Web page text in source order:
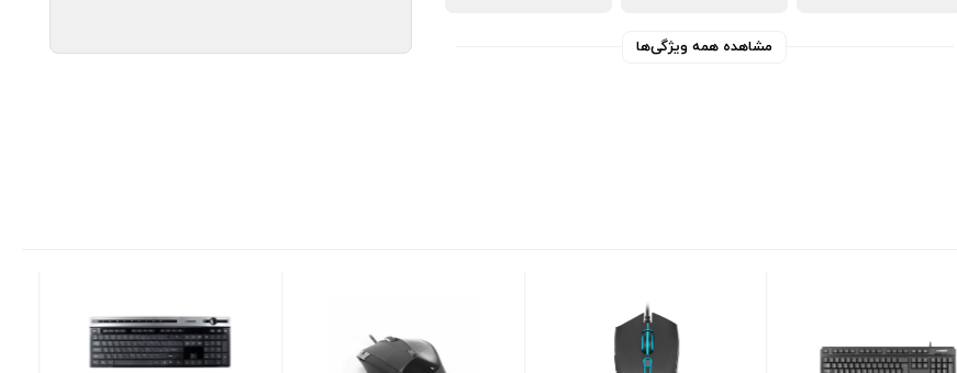
مشاهده همه ویژگی‌ها